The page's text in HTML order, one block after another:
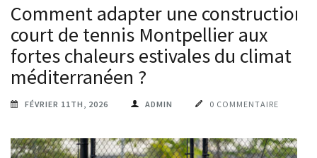
Comment adapter une construction
court de tennis Montpellier aux
fortes chaleurs estivales du climat
méditerranéen ?
FÉVRIER 11TH, 2026 ADMIN 0 COMMENTAIRE